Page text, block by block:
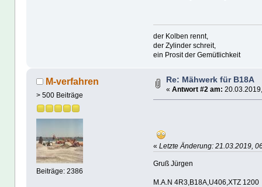
der Kolben rennt,
der Zylinder schreit,
ein Prosit der Gemütlichkeit
M-verfahren
> 500 Beiträge
Beiträge: 2386
Re: Mähwerk für B18A
« Antwort #2 am:
«Letzte Änderung: 21.03.2019,
Gruß Jürgen
M.A.N 4R3,B18A,U406,XTZ 1200